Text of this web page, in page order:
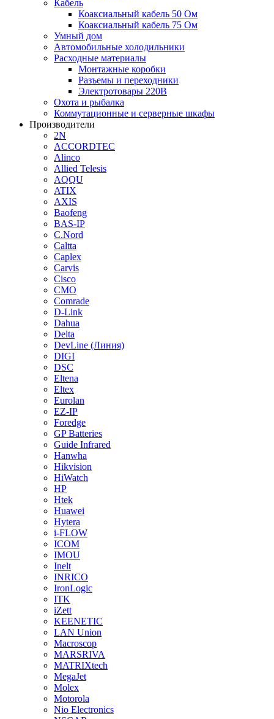
Кабель
Коаксиальный кабель 50 Ом
Коаксиальный кабель 75 Ом
Умный дом
Автомобильные холодильники
Расходные материалы
Монтажные коробки
Разъемы и переходники
Электротовары 220В
Охота и рыбалка
Коммутационные и серверные шкафы
Производители
2N
ACCORDTEC
Alinco
Allied Telesis
AQQU
ATIX
AXIS
Baofeng
BAS-IP
C.Nord
Caltta
Caplex
Carvis
Cisco
CMO
Comrade
D-Link
Dahua
Delta
DevLine (Линия)
DIGI
DSC
Eltena
Eltex
Eurolan
EZ-IP
Foredge
GP Batteries
Guide Infrared
Hanwha
Hikvision
HiWatch
HP
Htek
Huawei
Hytera
i-FLOW
ICOM
IMOU
Inelt
INRICO
IronLogic
ITK
iZett
KEENETIC
LAN Union
Macroscop
MARSRIVA
MATRIXtech
MegaJet
Molex
Motorola
Nio Electronics